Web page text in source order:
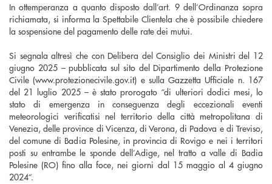
In ottemperanza a quanto disposto dall’art. 9 dell’Ordinanza sopra
richiamata, si informa la Spettabile Clientela che è possibile chiedere
la sospensione del pagamento delle rate dei mutui.
Si segnala altresì che con Delibera del Consiglio dei Ministri del 12
giugno 2025 – pubblicata sul sito del Dipartimento della Protezione
Civile (www.protezionecivile.gov.it) e sulla Gazzetta Ufficiale n. 167
del 21 luglio 2025 – è stato prorogato “di ulteriori dodici mesi, lo
stato di emergenza in conseguenza degli eccezionali eventi
meteorologici verificatisi nel territorio della città metropolitana di
Venezia, delle province di Vicenza, di Verona, di Padova e di Treviso,
del comune di Badia Polesine, in provincia di Rovigo e nei i territori
posti su entrambe le sponde dell’Adige, nel tratto a valle di Badia
Polesine (RO) fino alla foce, nei giorni dal 15 maggio al 4 giugno
2024”.